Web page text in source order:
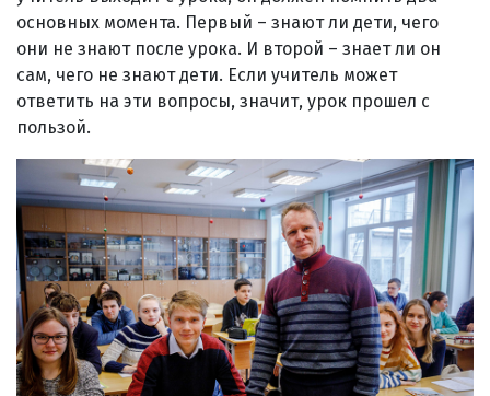
основных момента. Первый – знают ли дети, чего
они не знают после урока. И второй – знает ли он
сам, чего не знают дети. Если учитель может
ответить на эти вопросы, значит, урок прошел с
пользой.